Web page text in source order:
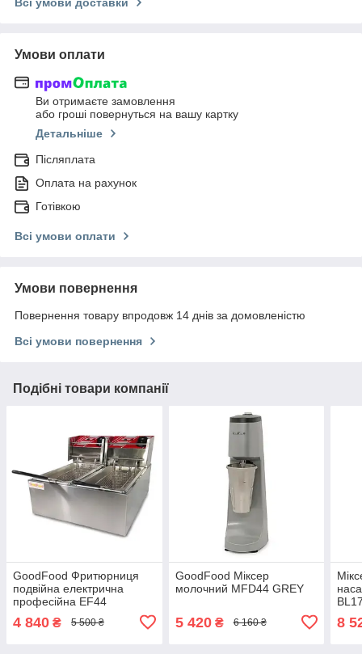
Умови оплати
Ви отримаєте замовлення
або гроші повернуться на вашу картку
Детальніше
Післяплата
Оплата на рахунок
Готівкою
Всі умови оплати
Умови повернення
Повернення товару впродовж 14 днів за домовленістю
Всі умови повернення
Подібні товари компанії
GoodFood Фритюрниця
подвійна електрична
професійна EF44
4 840 ₴ 5 500 ₴
GoodFood Міксер
молочний MFD44 GREY
5 420₴ 6 160 ₴ 8